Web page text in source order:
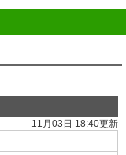
11月03日 18:40更新